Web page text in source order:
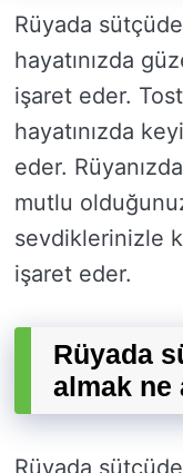
Rüyada
hayatınızda
işaret eder.
hayatınızda
eder.
mutlu
sevdiklerinizle
işaret eder.
Rüyada
almak ne
Rüyada